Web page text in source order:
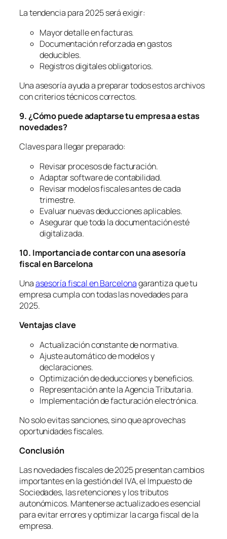
La tendencia para 2025 será exigir:
Mayor detalle en facturas.
Documentación reforzada en gastos
deducibles.
Registros digitales obligatorios.
Una asesoría ayuda a preparar todos estos archivos
con criterios técnicos correctos.
9. ¿Cómo puede adaptarse tu empresa a estas
novedades?
Claves para llegar preparado:
Revisar procesos de facturación.
Adaptar software de contabilidad.
Revisar modelos fiscales antes de cada
trimestre.
Evaluar nuevas deducciones aplicables.
Asegurar que toda la documentación esté
digitalizada.
10. Importancia de contar con una asesoría
fiscal en Barcelona
Unaasesoría fiscal en Barcelonagarantiza que tu
empresa cumpla con todas las novedades para
2025.
Ventajas clave
Actualización constante de normativa.
Ajuste automático de modelos y
declaraciones.
Optimización de deducciones y beneficios.
Representación ante la Agencia Tributaria.
Implementación de facturación electrónica.
No solo evitas sanciones, sino que aprovechas
oportunidades fiscales.
Conclusión
Las novedades fiscales de 2025 presentan cambios
importantes en la gestión del IVA, el Impuesto de
Sociedades, las retenciones y los tributos
autonómicos. Mantenerse actualizado es esencial
para evitar errores y optimizar la carga fiscal de la
empresa.